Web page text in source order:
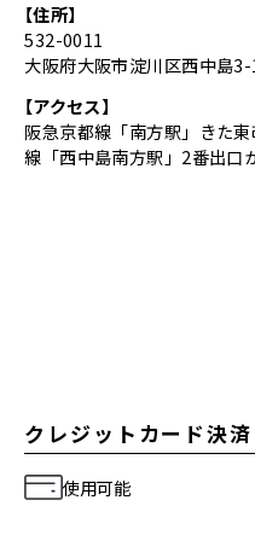
【住所】
532-0011
大阪府大阪市淀川区西中島
【アクセス】
阪急京都線「南方駅」きた
線「西中島南方駅」2番出口
クレジットカード決済
使用可能